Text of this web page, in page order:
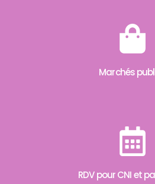
Marchés
RDV pour CNI et